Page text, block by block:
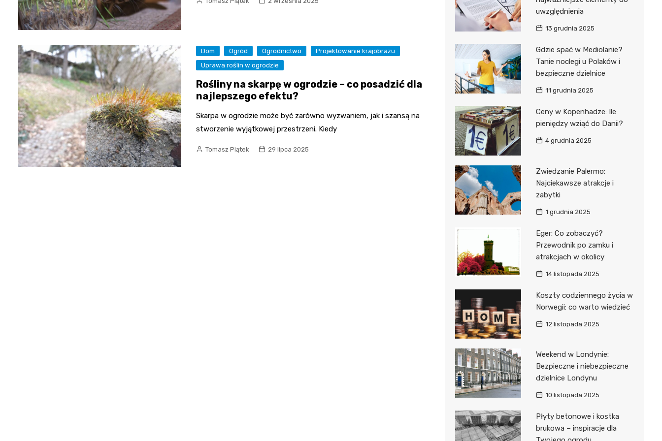
Dom Ogród Ogrodnictwo
Projektowanie krajobrazu
Uprawa roślin w ogrodzie
Rośliny na skarpę w ogrodzie – co posadzić dla
najlepszego efektu?
Skarpa w ogrodzie może być zarówno wyzwaniem, jak i szansą na
stworzenie wyjątkowej przestrzeni. Kiedy
Tomasz Piątek 29 lipca 2025
uwzględnienia
13 grudnia 2025
Gdzie spać w Mediolanie?
Tanie noclegi u Polaków i
bezpieczne dzielnice
11 grudnia 2025
Ceny w Kopenhadze: Ile
pieniędzy wziąć do Danii?
4 grudnia 2025
Zwiedzanie Palermo:
Najciekawsze atrakcje i
zabytki
1 grudnia 2025
Eger: Co zobaczyć?
Przewodnik po zamku i
atrakcjach w okolicy
14 listopada 2025
Koszty codziennego życia w
Norwegii: co warto wiedzieć
12 listopada 2025
Weekend w Londynie:
Bezpieczne i niebezpieczne
dzielnice Londynu
10 listopada 2025
Płyty betonowe i kostka
brukowa – inspiracje dla